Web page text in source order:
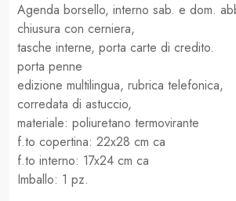
Agenda borsello, interno sab. e dom.
chiusura con cerniera,
tasche interne, porta carte di credito.
porta penne
edizione multilingua, rubrica telefonica,
corredata di astuccio,
materiale: poliuretano termovirante
f.to copertina: 22x28 cm ca
f.to interno: 17x24 cm ca
Imballo: 1 pz.